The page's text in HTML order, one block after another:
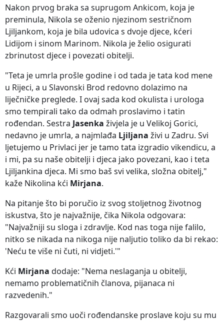
Nakon prvog braka sa suprugom Ankicom, koja je
preminula, Nikola se oženio njezinom sestričnom
Ljiljankom, koja je bila udovica s dvoje djece, kćeri
Lidijom i sinom Marinom. Nikola je želio osigurati
zbrinutost djece i povezati obitelji.
"Teta je umrla prošle godine i od tada je tata kod mene
u Rijeci, a u Slavonski Brod redovno dolazimo na
liječničke preglede. I ovaj sada kod okulista i urologa
smo tempirali tako da odmah proslavimo i tatin
rođendan. Sestra Jasenka živjela je u Velikoj Gorici,
nedavno je umrla, a najmlađa Ljiljana živi u Zadru. Svi
ljetujemo u Privlaci jer je tamo tata izgradio vikendicu, a
i mi, pa su naše obitelji i djeca jako povezani, kao i teta
Ljiljankina djeca. Mi smo baš svi velika, složna obitelj,"
kaže Nikolina kći Mirjana.
Na pitanje što bi poručio iz svog stoljetnog životnog
iskustva, što je najvažnije, čika Nikola odgovara:
"Najvažniji su sloga i zdravlje. Kod nas toga nije falilo,
nitko se nikada na nikoga nije naljutio toliko da bi rekao:
'Neću te više ni čuti, ni vidjeti.'"
Kći Mirjana dodaje: "Nema neslaganja u obitelji,
nemamo problematičnih članova, pijanaca ni
razvedenih."
Razgovarali smo uoči rođendanske proslave koju su mu